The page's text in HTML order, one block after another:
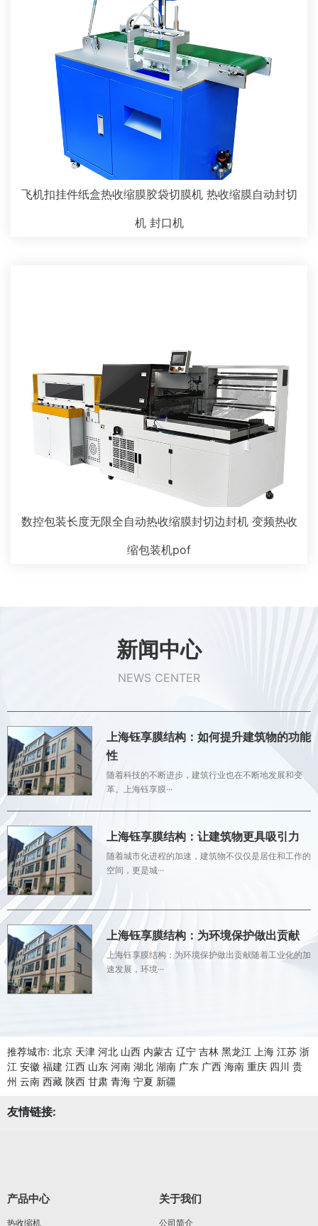
飞机扣挂件纸盒热收缩膜胶袋切膜机 热收缩膜自动封切
机 封口机
数控包装长度无限全自动热收缩膜封切边封机 变频热收
缩包装机pof
新闻中心
NEWS CENTER
上海钰享膜结构：如何提升建筑物的功能
性
随着科技的不断进步，建筑行业也在不断地发展和变
革。上海钰享膜···
上海钰享膜结构：让建筑物更具吸引力
随着城市化进程的加速，建筑物不仅仅是居住和工作的
空间，更是城···
上海钰享膜结构：为环境保护做出贡献
上海钰享膜结构：为环境保护做出贡献随着工业化的加
速发展，环境···
推荐城市: 北京 天津 河北 山西 内蒙古 辽宁 吉林 黑龙江 上海 江苏 浙
江 安徽 福建 江西 山东 河南 湖北 湖南 广东 广西 海南 重庆 四川 贵
州 云南 西藏 陕西 甘肃 青海 宁夏 新疆
友情链接:
产品中心
热收缩机
关于我们
公司简介